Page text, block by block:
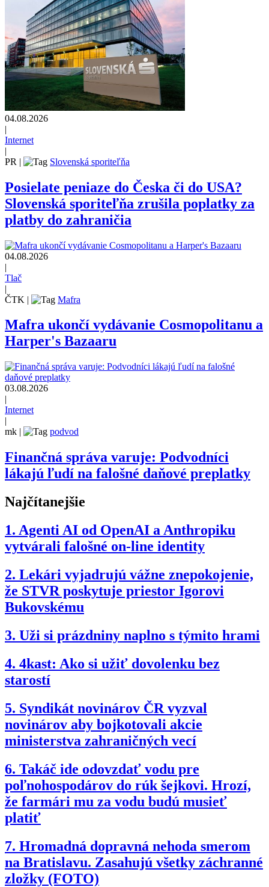
04.08.2026
|
Internet
|
PR | Slovenská sporiteľňa
Posielate peniaze do Česka či do USA?
Slovenská sporiteľňa zrušila poplatky za
platby do zahraničia
04.08.2026
|
Tlač
|
ČTK | Mafra
Mafra ukončí vydávanie Cosmopolitanu a
Harper's Bazaaru
03.08.2026
|
Internet
|
mk | podvod
Finančná správa varuje: Podvodníci
lákajú ľudí na falošné daňové preplatky
Najčítanejšie
1. Agenti AI od OpenAI a Anthropiku
vytvárali falošné on-line identity
2. Lekári vyjadrujú vážne znepokojenie,
že STVR poskytuje priestor Igorovi
Bukovskému
3. Uži si prázdniny naplno s týmito hrami
4. 4kast: Ako si užiť dovolenku bez
starostí
5. Syndikát novinárov ČR vyzval
novinárov aby bojkotovali akcie
ministerstva zahraničných vecí
6. Takáč ide odovzdať vodu pre
poľnohospodárov do rúk šejkovi. Hrozí,
že farmári mu za vodu budú musieť
platiť
7. Hromadná dopravná nehoda smerom
na Bratislavu. Zasahujú všetky záchranné
zložky (FOTO)